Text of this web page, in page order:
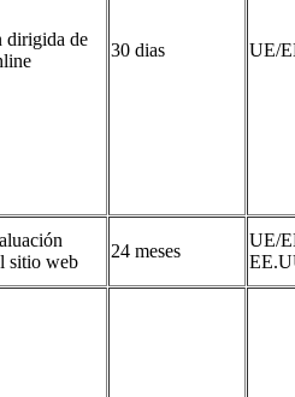
dirigida de
30 dias UE/
sitio web
24 meses
UE/